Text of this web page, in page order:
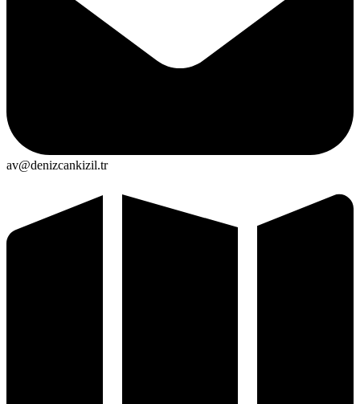
av@denizcankizil.tr